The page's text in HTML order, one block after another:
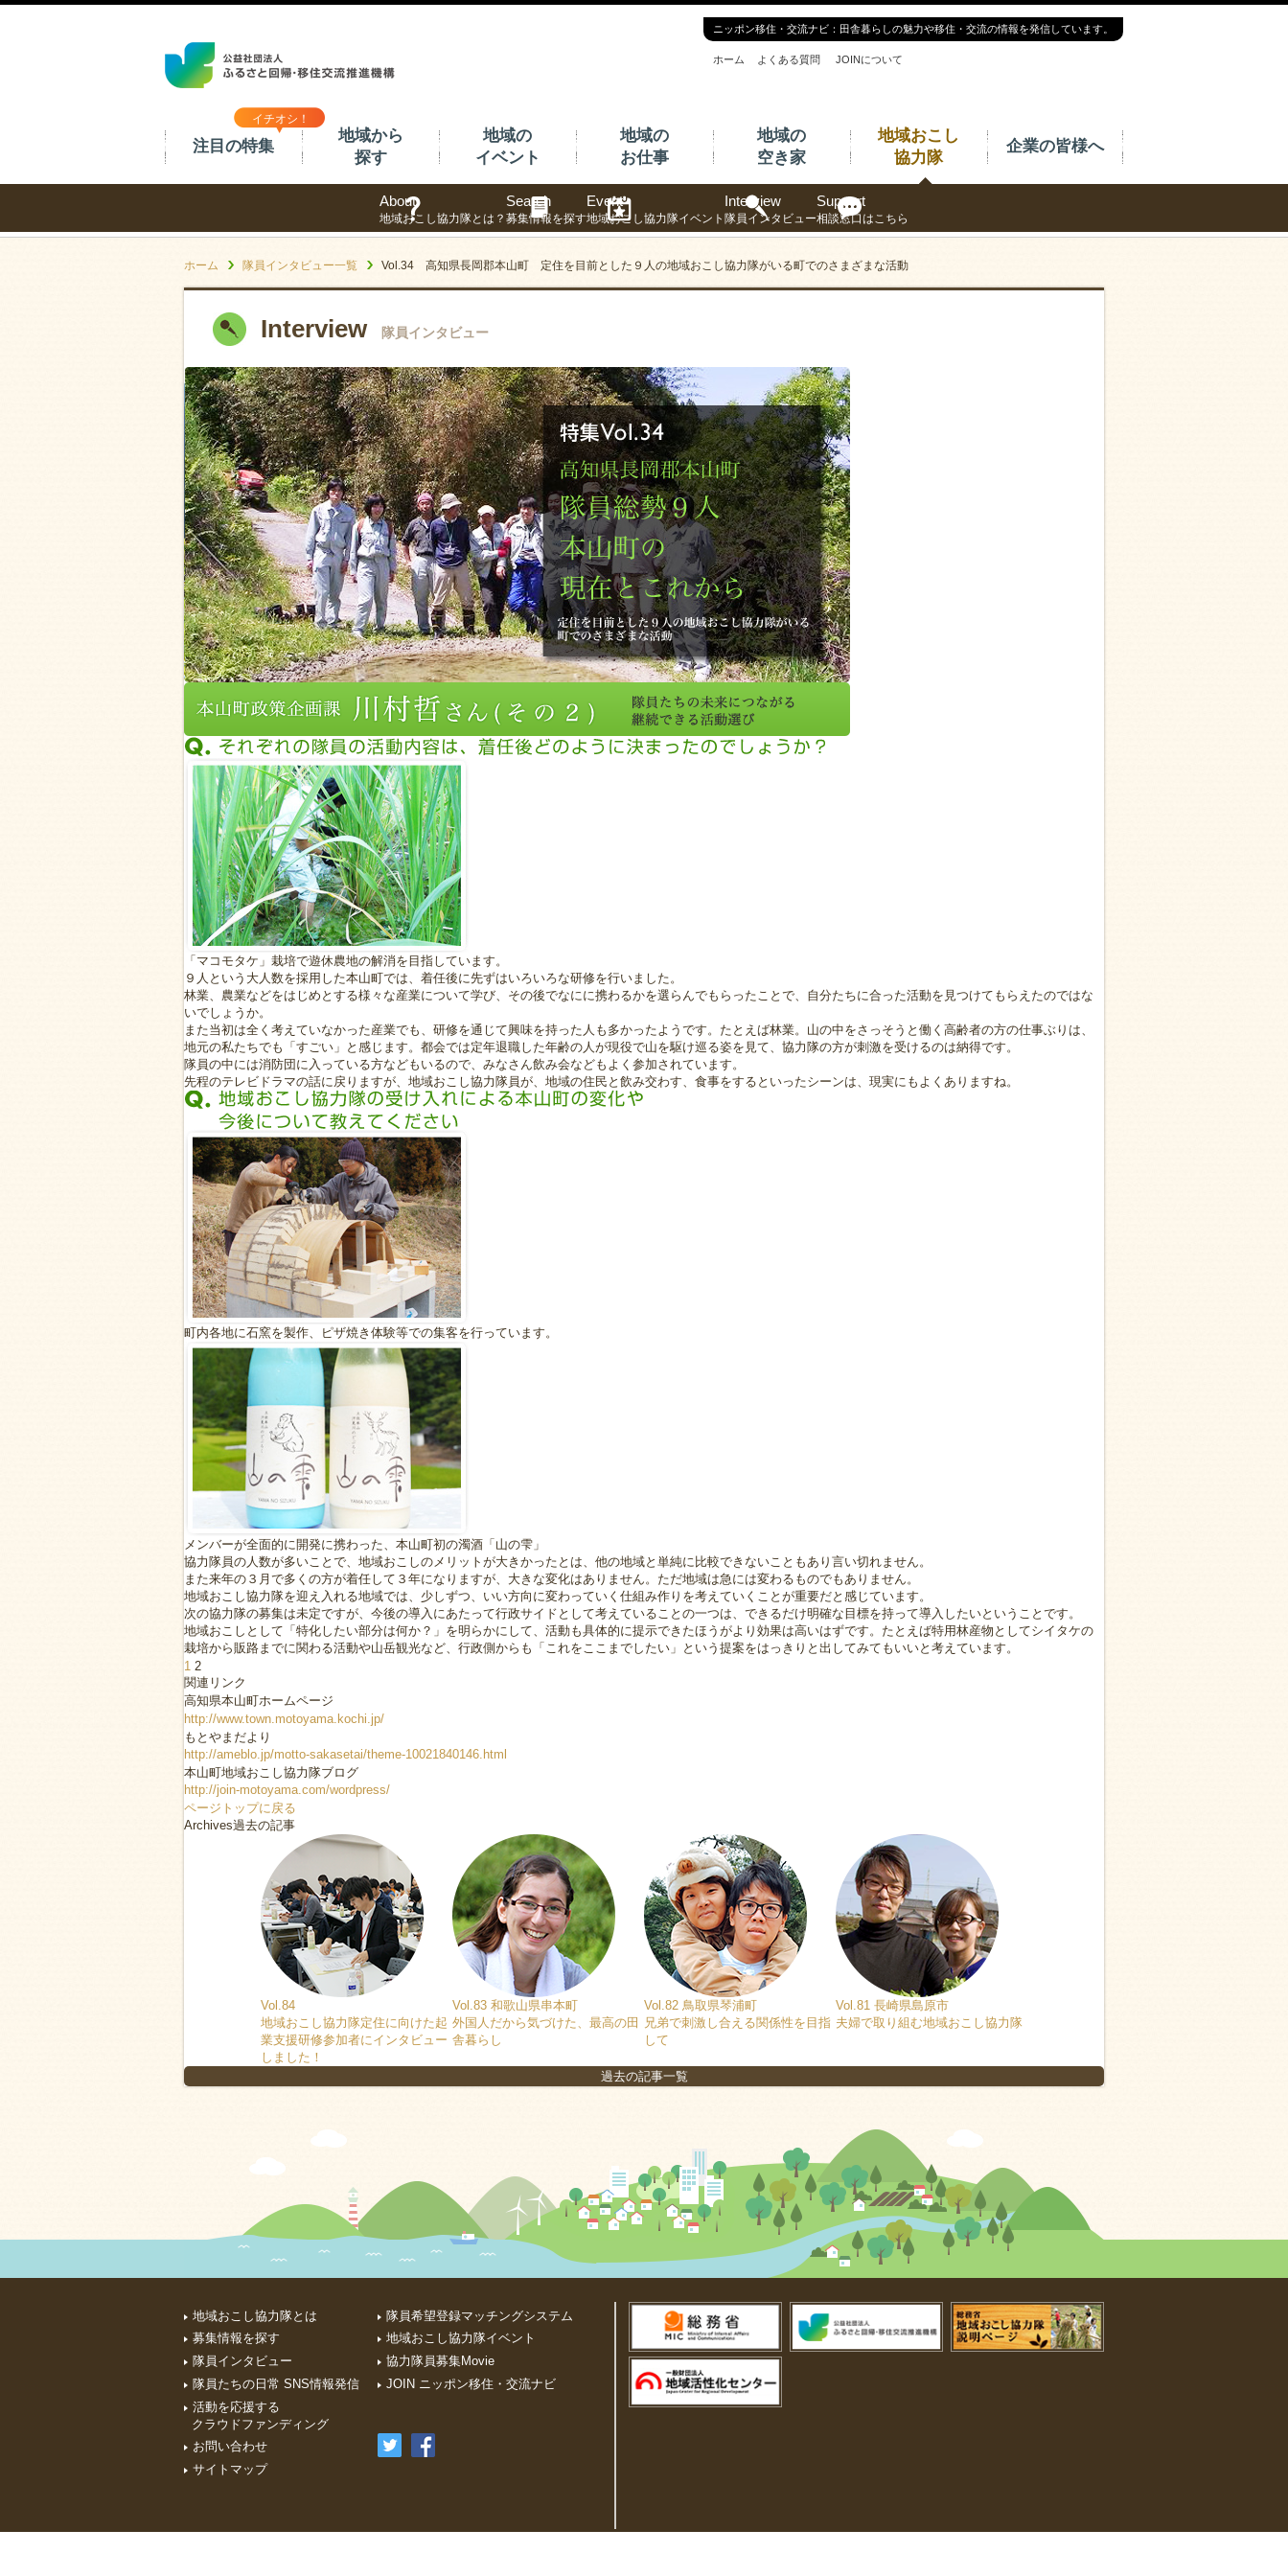
ニッポン移住・交流ナビ：田舎暮らしの魅力や移住・交流の情報を発信しています。
ホーム よくある質問 JOINについて
イチオシ！
注目の特集
地域から
探す
地域の
イベント
地域の
お仕事
地域の
空き家
地域おこし
協力隊
About
地域おこし協力隊とは？
Search
募集情報を探す
Event
地域おこし協力隊イベント
Interview
隊員インタビュー
Support
相談窓口はこちら
企業の皆様へ
ホーム 隊員インタビュー一覧 Vol.34 高知県長岡郡本山町 定住を目前とした９人の地域おこし協力隊がいる町でのさまざまな活動
Interview 隊員インタビュー
「マコモタケ」栽培で遊休農地の解消を目指しています。
９人という大人数を採用した本山町では、着任後に先ずはいろいろな研修を行いました。
林業、農業などをはじめとする様々な産業について学び、その後でなにに携わるかを選らんでもらったことで、自分たちに合った活動を見つけてもらえたのではな
いでしょうか。
また当初は全く考えていなかった産業でも、研修を通じて興味を持った人も多かったようです。たとえば林業。山の中をさっそうと働く高齢者の方の仕事ぶりは、
地元の私たちでも「すごい」と感じます。都会では定年退職した年齢の人が現役で山を駆け巡る姿を見て、協力隊の方が刺激を受けるのは納得です。
隊員の中には消防団に入っている方などもいるので、みなさん飲み会などもよく参加されています。
先程のテレビドラマの話に戻りますが、地域おこし協力隊員が、地域の住民と飲み交わす、食事をするといったシーンは、現実にもよくありますね。
町内各地に石窯を製作、ピザ焼き体験等での集客を行っています。
メンバーが全面的に開発に携わった、本山町初の濁酒「山の雫」
協力隊員の人数が多いことで、地域おこしのメリットが大きかったとは、他の地域と単純に比較できないこともあり言い切れません。
また来年の３月で多くの方が着任して３年になりますが、大きな変化はありません。ただ地域は急には変わるものでもありません。
地域おこし協力隊を迎え入れる地域では、少しずつ、いい方向に変わっていく仕組み作りを考えていくことが重要だと感じています。
次の協力隊の募集は未定ですが、今後の導入にあたって行政サイドとして考えていることの一つは、できるだけ明確な目標を持って導入したいということです。
地域おこしとして「特化したい部分は何か？」を明らかにして、活動も具体的に提示できたほうがより効果は高いはずです。たとえば特用林産物としてシイタケの
栽培から販路までに関わる活動や山岳観光など、行政側からも「これをここまでしたい」という提案をはっきりと出してみてもいいと考えています。
1 2
関連リンク
高知県本山町ホームページ
http://www.town.motoyama.kochi.jp/
もとやまだより
http://ameblo.jp/motto-sakasetai/theme-10021840146.html
本山町地域おこし協力隊ブログ
http://join-motoyama.com/wordpress/
ページトップに戻る
Archives過去の記事
Vol.84
地域おこし協力隊定住に向けた起
業支援研修参加者にインタビュー
しました！
Vol.83 和歌山県串本町
外国人だから気づけた、最高の田
舎暮らし
Vol.82 鳥取県琴浦町
兄弟で刺激し合える関係性を目指
して
Vol.81 長崎県島原市
夫婦で取り組む地域おこし協力隊
過去の記事一覧
地域おこし協力隊とは
募集情報を探す
隊員インタビュー
隊員たちの日常 SNS情報発信
活動を応援する
クラウドファンディング
隊員希望登録マッチングシステム
地域おこし協力隊イベント
協力隊員募集Movie
JOIN ニッポン移住・交流ナビ
お問い合わせ
サイトマップ